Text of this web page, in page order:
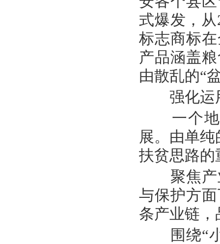
式爆发，
标志商标
产品涵盖
由散乱的“
强化运
一个地
展。由单纯
扶贫思路的
聚焦产业
与保护方
条产业链
围绕“小